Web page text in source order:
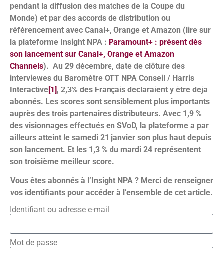
pendant la diffusion des matches de la Coupe du
Monde) et par des accords de distribution ou
référencement avec Canal+, Orange et Amazon (lire sur
la plateforme Insight NPA : Paramount+ : présent dès
son lancement sur Canal+, Orange et Amazon
Channels). Au 29 décembre, date de clôture des
interviewes du Baromètre OTT NPA Conseil / Harris
Interactive[1], 2,3% des Français déclaraient y être déjà
abonnés. Les scores sont sensiblement plus importants
auprès des trois partenaires distributeurs. Avec 1,9 %
des visionnages effectués en SVoD, la plateforme a par
ailleurs atteint le samedi 21 janvier son plus haut depuis
son lancement. Et les 1,3 % du mardi 24 représentent
son troisième meilleur score.
Vous êtes abonnés à l’Insight NPA ? Merci de renseigner
vos identifiants pour accéder à l’ensemble de cet article.
Identifiant ou adresse e-mail
Mot de passe